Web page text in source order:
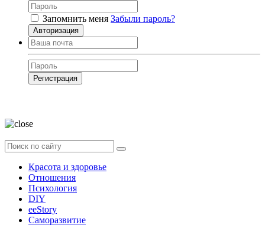
Запомнить меня Забыли пароль?
Авторизация
Регистрация
Красота и здоровье
Отношения
Психология
DIY
ееStory
Саморазвитие